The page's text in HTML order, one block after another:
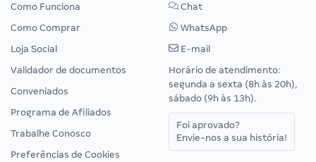
Como Funciona
Como Comprar
Loja Social
Validador de documentos
Conveniados
Programa de Afiliados
Trabalhe Conosco
Preferências de Cookies
Chat
WhatsApp
E-mail
Horário de atendimento:
segunda a sexta (8h às 20h),
sábado (9h às 13h).
Foi aprovado?
Envie-nos a sua história!